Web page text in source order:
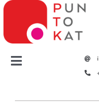
Saltar
contenido
Toggle